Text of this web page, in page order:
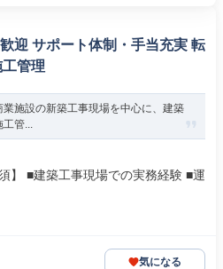
迎 サポート体制・手当充実 転
管理
施設の新築工事現場を中心に、建築
工管...
】 ■建築工事現場での実務経験 ■運
気になる